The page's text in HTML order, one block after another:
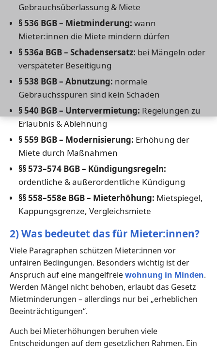
Gebrauchsüberlassung & Miete
§ 536 BGB – Mietminderung: wann
Mieter:innen die Miete mindern dürfen
§ 536a BGB – Schadensersatz: bei Mängeln oder
verspäteter Beseitigung
§ 538 BGB – Abnutzung: normale
Gebrauchsspuren sind kein Schaden
§ 540 BGB – Untervermietung: Regelungen zu
Erlaubnis & Ablehnung
§ 559 BGB – Modernisierung: Erhöhung der
Miete durch Maßnahmen
§§ 573–574 BGB – Kündigungsregeln:
ordentliche & außerordentliche Kündigung
§§ 558–558e BGB – Mieterhöhung: Mietspiegel,
Kappungsgrenze, Vergleichsmiete
2) Was bedeutet das für Mieter:innen?
Viele Paragraphen schützen Mieter:innen vor
unfairen Bedingungen. Besonders wichtig ist der
Anspruch auf eine mangelfreiewohnung in Minden.
Werden Mängel nicht behoben, erlaubt das Gesetz
Mietminderungen – allerdings nur bei „erheblichen
Beeinträchtigungen“.
Auch bei Mieterhöhungen beruhen viele
Entscheidungen auf dem gesetzlichen Rahmen. Ein